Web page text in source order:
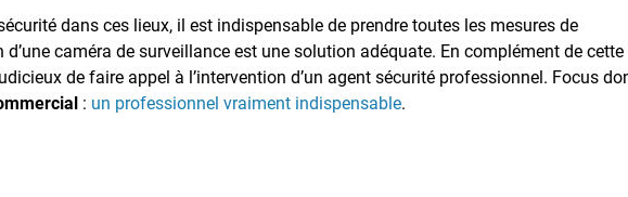
dans ces lieux, il est indispensable de prendre toutes les mesures de
d’une caméra de surveillance est une solution adéquate. En complément de cette
de faire appel à l’intervention d’un agent sécurité professionnel. Focus
: un professionnel vraiment indispensable.